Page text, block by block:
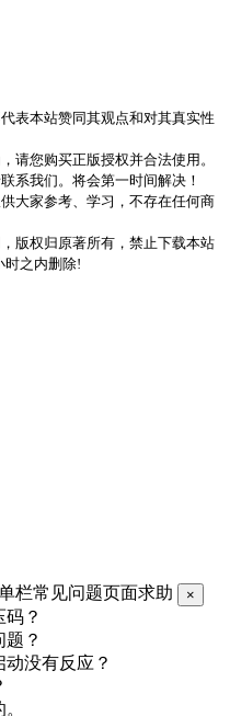
表本站赞同其观点和对其真实性
请您购买正版授权并合法使用。
系我们。将会第一时间解决！
大家参考、学习，不存在任何商
版权归原著所有，禁止下载本站
时之内删除!
栏常见问题页面求助 ×
？
？
没有反应？